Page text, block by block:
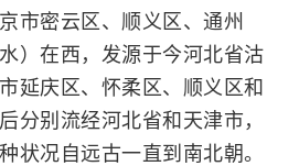
市密云区、顺义区、通州
）在西，发源于今河北省沽
延庆区、怀柔区、顺义区和
分别流经河北省和天津市，
状况自远古一直到南北朝。